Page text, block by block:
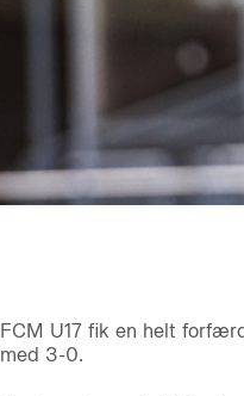
FCM U17 fik en helt
med 3-0.